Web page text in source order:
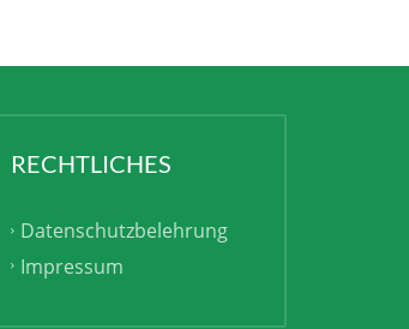
RECHTLICHES
Datenschutzbelehrung
Impressum